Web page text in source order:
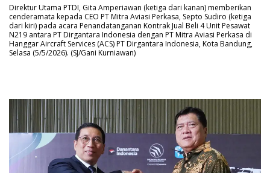
Direktur Utama PTDI, Gita Amperiawan (ketiga dari kanan) memberikan
cenderamata kepada CEO PT Mitra Aviasi Perkasa, Septo Sudiro (ketiga
dari kiri) pada acara Penandatanganan Kontrak Jual Beli 4 Unit Pesawat
N219 antara PT Dirgantara Indonesia dengan PT Mitra Aviasi Perkasa di
Hanggar Aircraft Services (ACS) PT Dirgantara Indonesia, Kota Bandung,
Selasa (5/5/2026). (SJ/Gani Kurniawan)